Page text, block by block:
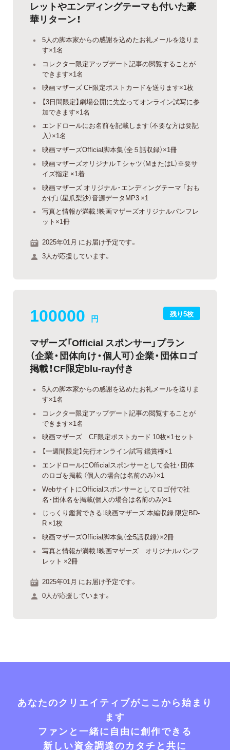
レットやエンディングテーマも付いた豪
華リターン！
5人の脚本家からの感謝を込めたお礼メールを送りま
す×1名
コレクター限定アップデート記事の閲覧することが
できます×1名
映画マザーズ CF限定ポストカードを送ります×1枚
【3日間限定】劇場公開に先立ってオンライン試写に参
加できます×1名
エンドロールにお名前を記載します（不要な方は要記
入）×1名
映画マザーズOfficial脚本集（全５話収録）×1冊
映画マザーズオリジナルＴシャツ（MまたはL）※要サ
イズ指定 ×1着
映画マザーズ オリジナル・エンディングテーマ 「おも
かげ」（星爪梨沙）音源データMP3 ×1
写真と情報が満載！映画マザーズオリジナルパンフレ
ット×1冊
2025年01月 にお届け予定です。
3人が応援しています。
残り5枚
100000 円
マザーズ「Official スポンサー」プラン
（企業・団体向け・個人可）企業・団体ロゴ
掲載！CF限定blu-ray付き
5人の脚本家からの感謝を込めたお礼メールを送りま
す×1名
コレクター限定アップデート記事の閲覧することが
できます×1名
映画マザーズ CF限定ポストカード 10枚×1セット
【一週間限定】先行オンライン試写 鑑賞権×1
エンドロールにOfficialスポンサーとして会社・団体
のロゴを掲載 （個人の場合は名前のみ）×1
WebサイトにOfficialスポンサーとしてロゴ付で社
名・団体名を掲載(個人の場合は名前のみ)×1
じっくり鑑賞できる！映画マザーズ 本編収録 限定BD-
R ×1枚
映画マザーズOfficial脚本集（全5話収録）×2冊
写真と情報が満載！映画マザーズ オリジナルパンフ
レット ×2冊
2025年01月 にお届け予定です。
0人が応援しています。
あなたのクリエイティブがここから始まり
ます
ファンと一緒に自由に創作できる
新しい資金調達のカタチと共に